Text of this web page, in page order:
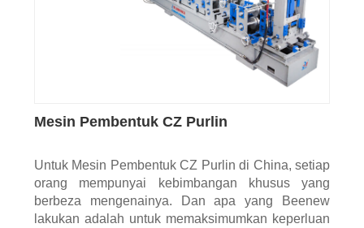
Mesin Pembentuk CZ Purlin
Untuk Mesin Pembentuk CZ Purlin di China, setiap
orang mempunyai kebimbangan khusus yang
berbeza mengenainya. Dan apa yang Beenew
lakukan adalah untuk memaksimumkan keperluan